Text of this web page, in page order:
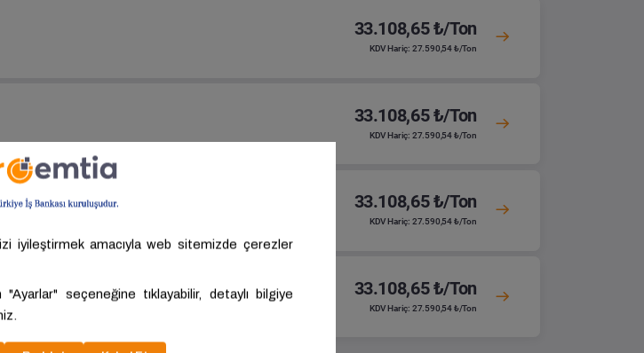
33.108,65 ₺/Ton
KDV Hariç: 27.590,54 ₺/Ton
33.108,65 ₺/Ton
KDV Hariç: 27.590,54 ₺/Ton
33.108,65 ₺/Ton
KDV Hariç: 27.590,54 ₺/Ton
33.108,65 ₺/Ton
KDV Hariç: 27.590,54 ₺/Ton